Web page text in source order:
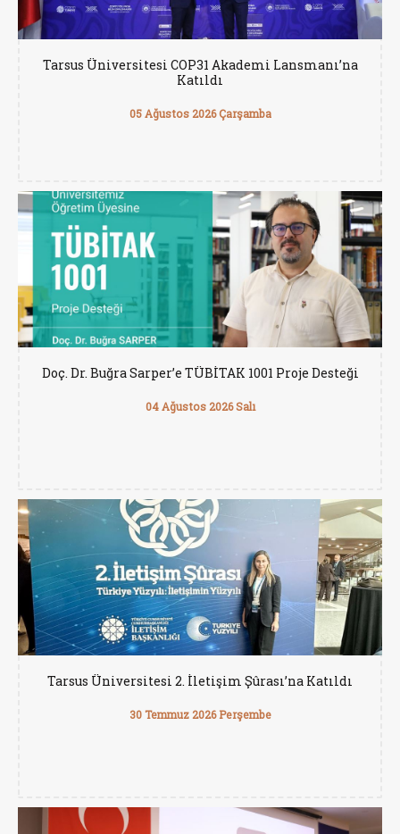
Tarsus Üniversitesi COP31 Akademi Lansmanı’na
Katıldı
05 Ağustos 2026 Çarşamba
Doç. Dr. Buğra Sarper’e TÜBİTAK 1001 Proje Desteği
04 Ağustos 2026 Salı
Tarsus Üniversitesi 2. İletişim Şûrası’na Katıldı
30 Temmuz 2026 Perşembe